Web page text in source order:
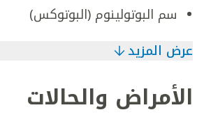
سم البوتولينوم (البوتوكس)
عرض المزيد
الأمراض والحالات